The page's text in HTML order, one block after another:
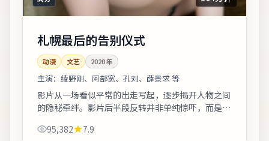
札幌最后的告别仪式
动漫 文艺 2020年
主演： 绫野刚、阿部宽、孔刘、薛景求 等
影片从一场看似平常的出走写起，逐步揭开人物之间
的隐秘牵绊。影片后半段反转并非单纯惊吓，而是推
清晰、人物动机可信的作品，值得安静看完...
95,382 7.9